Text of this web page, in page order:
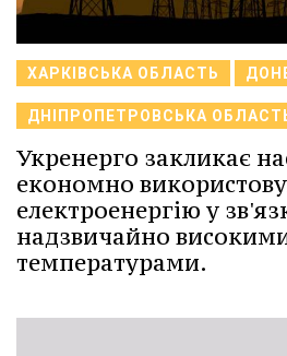
ХАРКІВСЬКА ОБЛАСТЬ
ДНІПРОПЕТРОВСЬКА
Укренерго закликає
економно
електроенергію у
надзвичайно
температурами.